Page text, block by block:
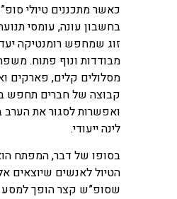
כאשר מתכננים טיולי
בחשבון עונה, עומסי
זוג שמחפש רומנטיקה
מבודדות ונוף פתוח.
מסלולים קלים, פארקים
קבוצה של חברים תחפש
ואפשרות לסגור את
לינה ייעודי.
בסופו של דבר, המפתח
הטיול לאנשים שיוצאים
שסופ”ש קצר הופך למסע